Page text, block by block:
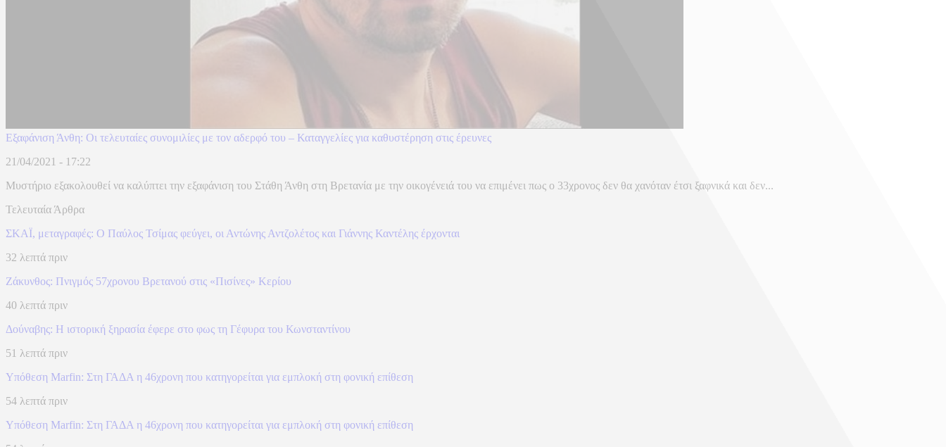
Εξαφάνιση Άνθη: Οι τελευταίες συνομιλίες με τον αδερφό του – Καταγγελίες για καθυστέρηση στις έρευνες
21/04/2021 - 17:22
Μυστήριο εξακολουθεί να καλύπτει την εξαφάνιση του Στάθη Άνθη στη Βρετανία με την οικογένειά του να επιμένει πως ο 33χρονος δεν θα χανόταν έτσι ξαφνικά και δεν...
Τελευταία Άρθρα
ΣΚΑΪ, μεταγραφές: Ο Παύλος Τσίμας φεύγει, οι Αντώνης Αντζολέτος και Γιάννης Καντέλης έρχονται
32 λεπτά πριν
Ζάκυνθος: Πνιγμός 57χρονου Βρετανού στις «Πισίνες» Κερίου
40 λεπτά πριν
Δούναβης: Η ιστορική ξηρασία έφερε στο φως τη Γέφυρα του Κωνσταντίνου
51 λεπτά πριν
Υπόθεση Marfin: Στη ΓΑΔΑ η 46χρονη που κατηγορείται για εμπλοκή στη φονική επίθεση
54 λεπτά πριν
Υπόθεση Marfin: Στη ΓΑΔΑ η 46χρονη που κατηγορείται για εμπλοκή στη φονική επίθεση